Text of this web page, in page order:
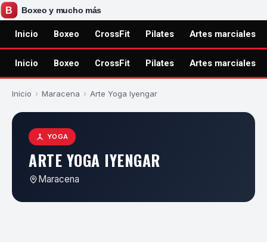
Inicio Boxeo CrossFit Pilates Artes marciales
Inicio Boxeo CrossFit Pilates Artes marciales
Inicio › Maracena › Arte Yoga Iyengar
YOGA
ARTE YOGA IYENGAR
Maracena